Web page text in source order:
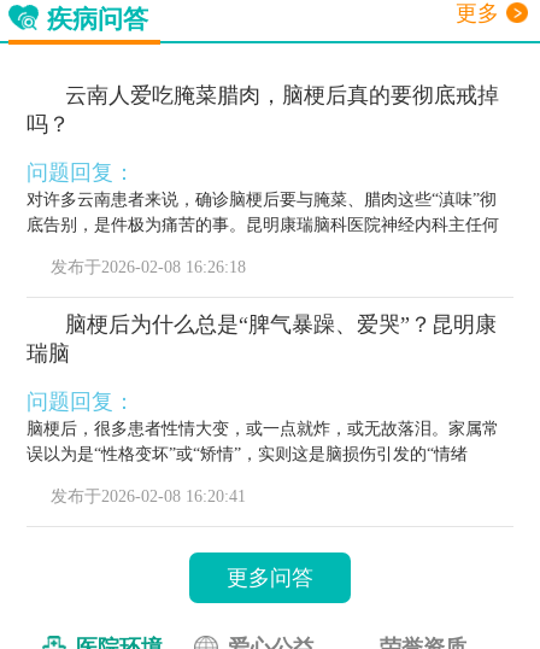
疾病问答 更多
云南人爱吃腌菜腊肉，脑梗后真的要彻底戒掉
吗？
问题回复：
对许多云南患者来说，确诊脑梗后要与腌菜、腊肉这些“滇味”彻
底告别，是件极为痛苦的事。昆明康瑞脑科医院神经内科主任何
发布于2026-02-08 16:26:18
脑梗后为什么总是“脾气暴躁、爱哭”？昆明康
瑞脑
问题回复：
脑梗后，很多患者性情大变，或一点就炸，或无故落泪。家属常
误以为是“性格变坏”或“矫情”，实则这是脑损伤引发的“情绪
发布于2026-02-08 16:20:41
更多问答